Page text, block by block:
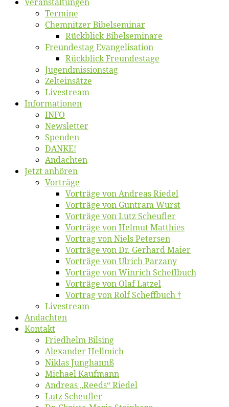
Ter­mi­ne
Chemnit­zer Bibelseminar
Rück­blick Bibelseminare
Freun­des­tag Evangelisation
Rück­blick Freundestage
Jugend­mis­sions­tag
Zelt­ein­sät­ze
Live­stream
Informatio­nen
INFO
News­let­ter
Spen­den
DANKE!
An­dach­ten
Jetzt an­hö­ren
Vor­trä­ge
Vor­trä­ge von An­dre­as Riedel
Vor­trä­ge von Gun­tram Wurst
Vor­trä­ge von Lutz Scheufler
Vor­trä­ge von Hel­mut Matthies
Vor­trag von Niels Petersen
Vor­trä­ge von Dr. Ger­hard Maier
Vor­trä­ge von Ul­rich Parzany
Vor­trä­ge von Win­rich Scheffbuch
Vor­trä­ge von Olaf Latzel
Vor­trag von Rolf Scheffbuch †
Live­stream
An­dach­ten
Kon­takt
Fried­helm Bilsing
Alex­an­der Hellmich
Ni­klas Junghannß
Mi­cha­el Kaufmann
An­dre­as „Reeds“ Riedel
Lutz Scheuf­ler